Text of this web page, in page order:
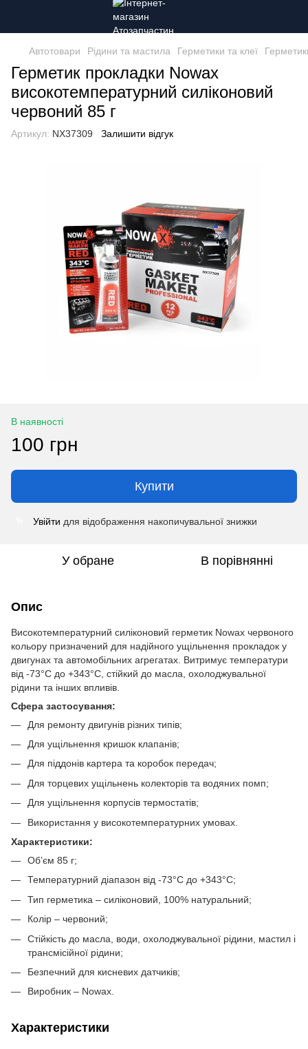
Автотовари Рідини та мастила Герметики та клеї
Герметик прокладки Nowax
високотемпературний силіконовий
червоний 85 г
Артикул: NX37309 Залишити відгук
В наявності
100 грн
Купити
Увійти для відображення накопичувальної знижки
У обране В порівнянні
Опис
Високотемпературний силіконовий герметик Nowax червоного
кольору призначений для надійного ущільнення прокладок у
двигунах та автомобільних агрегатах. Витримує температури
від -73°C до +343°C, стійкий до масла, охолоджувальної
рідини та інших впливів.
Сфера застосування:
Для ремонту двигунів різних типів;
Для ущільнення кришок клапанів;
Для піддонів картера та коробок передач;
Для торцевих ущільнень колекторів та водяних помп;
Для ущільнення корпусів термостатів;
Використання у високотемпературних умовах.
Характеристики:
Об’єм 85 г;
Температурний діапазон від -73°C до +343°C;
Тип герметика – силіконовий, 100% натуральний;
Колір – червоний;
Стійкість до масла, води, охолоджувальної рідини, мастил і
трансмісійної рідини;
Безпечний для кисневих датчиків;
Виробник – Nowax.
Характеристики